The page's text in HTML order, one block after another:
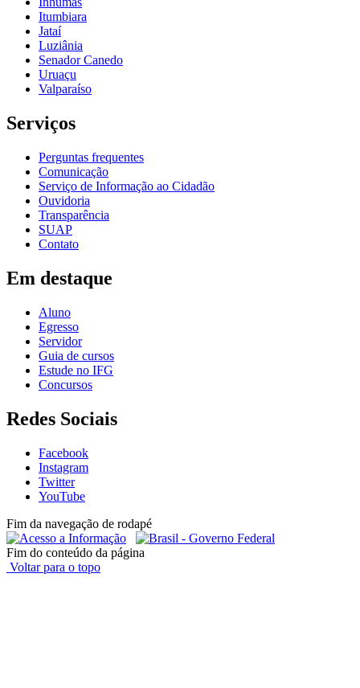
Itumbiara
Jataí
Luziânia
Senador Canedo
Uruaçu
Valparaíso
Serviços
Perguntas frequentes
Comunicação
Serviço de Informação ao Cidadão
Ouvidoria
Transparência
SUAP
Contato
Em destaque
Aluno
Egresso
Servidor
Guia de cursos
Estude no IFG
Concursos
Redes Sociais
Facebook
Instagram
Twitter
YouTube
Fim da navegação de rodapé
Fim do conteúdo da página
Voltar para o topo